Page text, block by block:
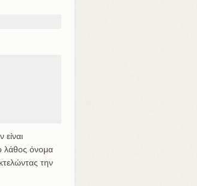
είναι
λάθος όνομα
την